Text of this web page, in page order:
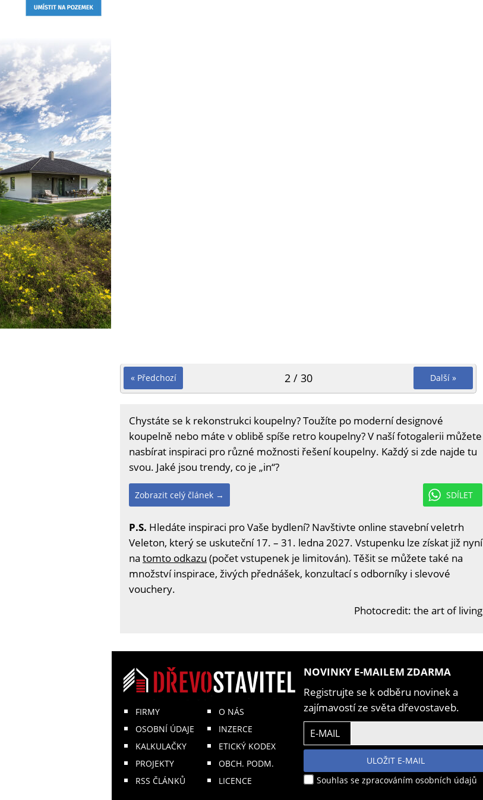
« Předchozí Další »
2 / 30
Chystáte se k rekonstrukci koupelny? Toužíte po moderní designové
koupelně nebo máte v oblibě spíše retro koupelny? V naší fotogalerii můžete
nasbírat inspiraci pro různé možnosti řešení koupelny. Každý si zde najde tu
svou. Jaké jsou trendy, co je „in“?
SDÍLET
Zobrazit celý článek →
P.S. Hledáte inspiraci pro Vaše bydlení? Navštivte online stavební veletrh
Veleton, který se uskuteční 17. – 31. ledna 2027. Vstupenku lze získat již nyní
na tomto odkazu (počet vstupenek je limitován). Těšit se můžete také na
množství inspirace, živých přednášek, konzultací s odborníky i slevové
vouchery.
Photocredit: the art of living
FIRMY
OSOBNÍ ÚDAJE
KALKULAČKY
PROJEKTY
RSS ČLÁNKŮ
O NÁS
INZERCE
ETICKÝ KODEX
OBCH. PODM.
LICENCE
NOVINKY E-MAILEM ZDARMA
Registrujte se k odběru novinek a
zajímavostí ze světa dřevostaveb.
E-MAIL
ULOŽIT E-MAIL
Souhlas se zpracováním osobních údajů